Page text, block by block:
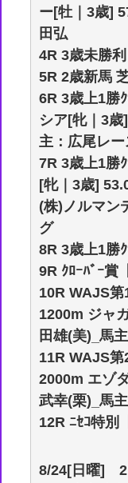
ー[牡｜3歳]
田弘
4R 3歳未勝
5R 2歳新馬
6R 3歳上1勝
シア[牝｜3
主：広尾レー
7R 3歳上1勝
[牝｜3歳]
(株)ノルマン
グ
8R 3歳上1勝
9R ｸﾛｰﾊﾞｰ賞
10R WAJS第
1200m ジャ
田雄(美)_馬
11R WAJS第
2000m エゾ
武幸(栗)_馬
12R ﾆｾｺ特別
8/24[日曜] 2